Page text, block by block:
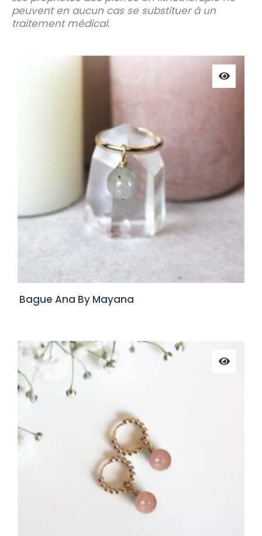
peuvent en aucun cas se substituer à un
traitement médical.
Bague Ana By Mayana